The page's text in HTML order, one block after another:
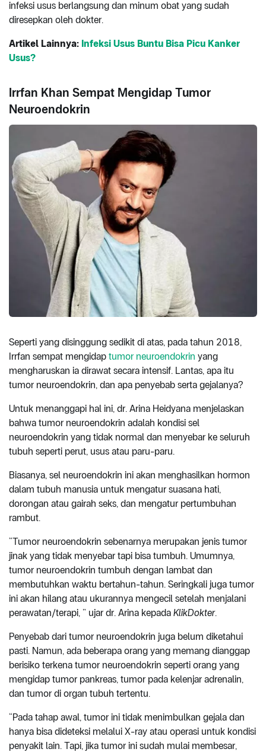
infeksi usus berlangsung dan minum obat yang sudah
diresepkan oleh dokter.
Artikel Lainnya: Infeksi Usus Buntu Bisa Picu Kanker
Usus?
Irrfan Khan Sempat Mengidap Tumor
Neuroendokrin
Seperti yang disinggung sedikit di atas, pada tahun 2018,
Irrfan sempat mengidap tumor neuroendokrin yang
mengharuskan ia dirawat secara intensif. Lantas, apa itu
tumor neuroendokrin, dan apa penyebab serta gejalanya?
Untuk menanggapi hal ini, dr. Arina Heidyana menjelaskan
bahwa tumor neuroendokrin adalah kondisi sel
neuroendokrin yang tidak normal dan menyebar ke seluruh
tubuh seperti perut, usus atau paru-paru.
Biasanya, sel neuroendokrin ini akan menghasilkan hormon
dalam tubuh manusia untuk mengatur suasana hati,
dorongan atau gairah seks, dan mengatur pertumbuhan
rambut.
“Tumor neuroendokrin sebenarnya merupakan jenis tumor
jinak yang tidak menyebar tapi bisa tumbuh. Umumnya,
tumor neuroendokrin tumbuh dengan lambat dan
membutuhkan waktu bertahun-tahun. Seringkali juga tumor
ini akan hilang atau ukurannya mengecil setelah menjalani
perawatan/terapi, ” ujar dr. Arina kepada KlikDokter.
Penyebab dari tumor neuroendokrin juga belum diketahui
pasti. Namun, ada beberapa orang yang memang dianggap
berisiko terkena tumor neuroendokrin seperti orang yang
mengidap tumor pankreas, tumor pada kelenjar adrenalin,
dan tumor di organ tubuh tertentu.
“Pada tahap awal, tumor ini tidak menimbulkan gejala dan
hanya bisa dideteksi melalui X-ray atau operasi untuk kondisi
penyakit lain. Tapi, jika tumor ini sudah mulai membesar,